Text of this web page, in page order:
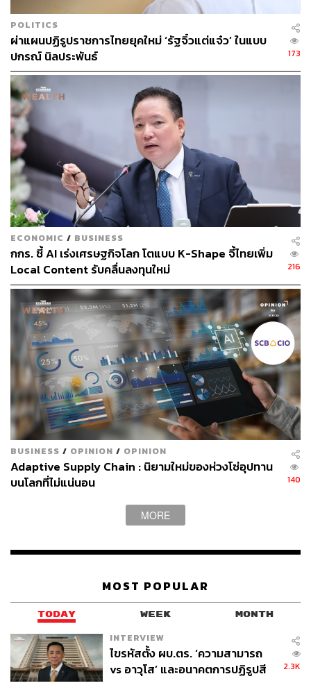
เวทีโลก
“มีตัวอย่างบริษัทเทคโนโลยีจากประเทศเพื่อนบ้าน เช่น Grab
จากมาเลเซีย, VNG และ FPT จากเวียดนาม, Sea Group จาก
สิงคโปร์ ที่ก้าวสู่ระดับโลกได้ ดังนั้นจึงไม่มีเหตุผลที่บริษัท
เทคโนโลยีของไทยจะทำไม่ได้ นี่คือวิสัยทัศน์ของ KBTG ใน
อีก 5 ปีข้างหน้า”
เพื่อก้าวสู่เป้าหมายที่วางไว้KBTG มี 5 กลยุทธ์หลักเพื่อนำ AI
มาช่วยยกระดับองค์กร
AI for Banking Business โดยนำ AI มาสนับสนุนกา
รดำเนินงานหลักของธนาคาร
AI for IT Delivery and Operation โดยนำ AI มาใช้ใน
การพัฒนาซอฟต์แวร์และการดำเนินงาน Back Office
AI and Data Platform โดยสร้างแพลตฟอร์มที่รองรับ
การสร้าง AI
Compliance การควบคุมและกำกับดูแล AI
AI for Business Outside คือการนำ AI ออกไปสร้าง
ธุรกิจภายนอก
สำหรับปีนี้ KBTG ตั้งเป้าที่จะเพิ่ม Productivity อย่างต่อเนื่อง
โดยตั้งเป้าให้ 20% ของโค้ดทั้งหมด ถูกเขียนโดย AI ภายใน
สิ้นปีนี้ จากปัจจุบันอยู่ที่ 10% ซึ่งจะช่วยให้ KBTG ทำงานได้
เร็วขึ้น 2 เท่าใน 3 ปีข้างหน้า โดยใช้จำนวนคนเท่าเดิม
อย่างไรก็ดี KBTG ไม่ได้ต้องการใช้ AI เข้ามาแทนที่คน
ทั้งหมด แต่เน้นการเพิ่มขีดความสามารถของคนให้มี
POLITICS
ผ่าแผนปฏิรูปราชการไทยยุคใหม่ ‘รัฐจิ๋วแต่แจ๋ว’ ในแบบ
ปกรณ์ นิลประพันธ์
173
ECONOMIC / BUSINESS
กกร. ชี้ AI เร่งเศรษฐกิจโลก โตแบบ K-Shape จี้ไทยเพิ่ม
Local Content รับคลื่นลงทุนใหม่
216
BUSINESS / OPINION / OPINION
Adaptive Supply Chain : นิยามใหม่ของห่วงโซ่อุปทาน
บนโลกที่ไม่แน่นอน
140
MORE
MOST POPULAR
TODAY WEEK MONTH
INTERVIEW
ไขรหัสตั้ง ผบ.ตร. ‘ความสามารถ
vs อาวุโส’ และอนาคตการปฏิรูปสี
2.3K